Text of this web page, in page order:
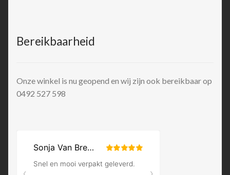
Bereikbaarheid
Onze winkel is nu geopend en wij zijn ook bereikbaar op
0492 527 598